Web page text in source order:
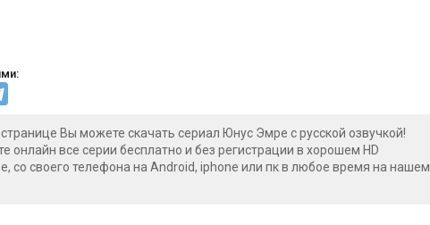
странице Вы можете скачать сериал Юнус Эмре с русской озвучкой!
онлайн все серии бесплатно и без регистрации в хорошем HD
со своего телефона на Android, iphone или пк в любое время на нашем